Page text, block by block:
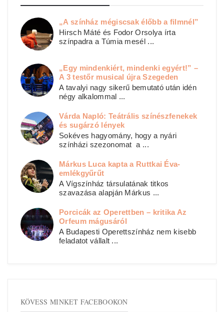
„A színház mégiscsak élőbb a filmnél”
Hirsch Máté és Fodor Orsolya írta
színpadra a Túmia mesél ...
„Egy mindenkiért, mindenki egyért!” –
A 3 testőr musical újra Szegeden
A tavalyi nagy sikerű bemutató után idén
négy alkalommal ...
Várda Napló: Teátrális színészfenekek
és sugárzó lények
Sokéves hagyomány, hogy a nyári
színházi szezonomat a ...
Márkus Luca kapta a Ruttkai Éva-
emlékgyűrűt
A Vígszínház társulatának titkos
szavazása alapján Márkus ...
Porcicák az Operettben – kritika Az
Orfeum mágusáról
A Budapesti Operettszínház nem kisebb
feladatot vállalt ...
KÖVESS MINKET FACEBOOKON